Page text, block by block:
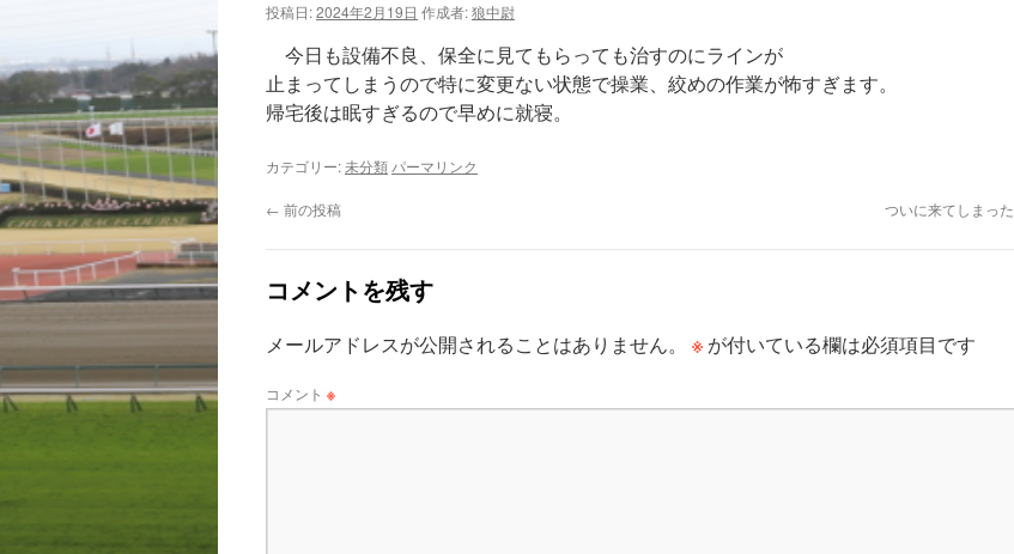
投稿日:2024年2月19日 作成者:狼中尉
今日も設備不良、保全に見てもらっても治すのにラインが
止まってしまうので特に変更ない状態で操業、絞めの作業が怖すぎます。
帰宅後は眠すぎるので早めに就寝。
カテゴリー:未分類 パーマリンク
← 前の投稿 ついに来てしまった
コメントを残す
メールアドレスが公開されることはありません。 ※ が付いている欄は必須項目です
コメント ※